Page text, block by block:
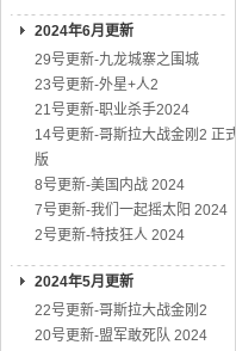
2024年6月更新
29号更新-九龙城寨之围城
23号更新-外星+人2
21号更新-职业杀手2024
14号更新-哥斯拉大战金刚2 正式
版
8号更新-美国内战 2024
7号更新-我们一起摇太阳 2024
2号更新-特技狂人 2024
2024年5月更新
22号更新-哥斯拉大战金刚2
20号更新-盟军敢死队 2024